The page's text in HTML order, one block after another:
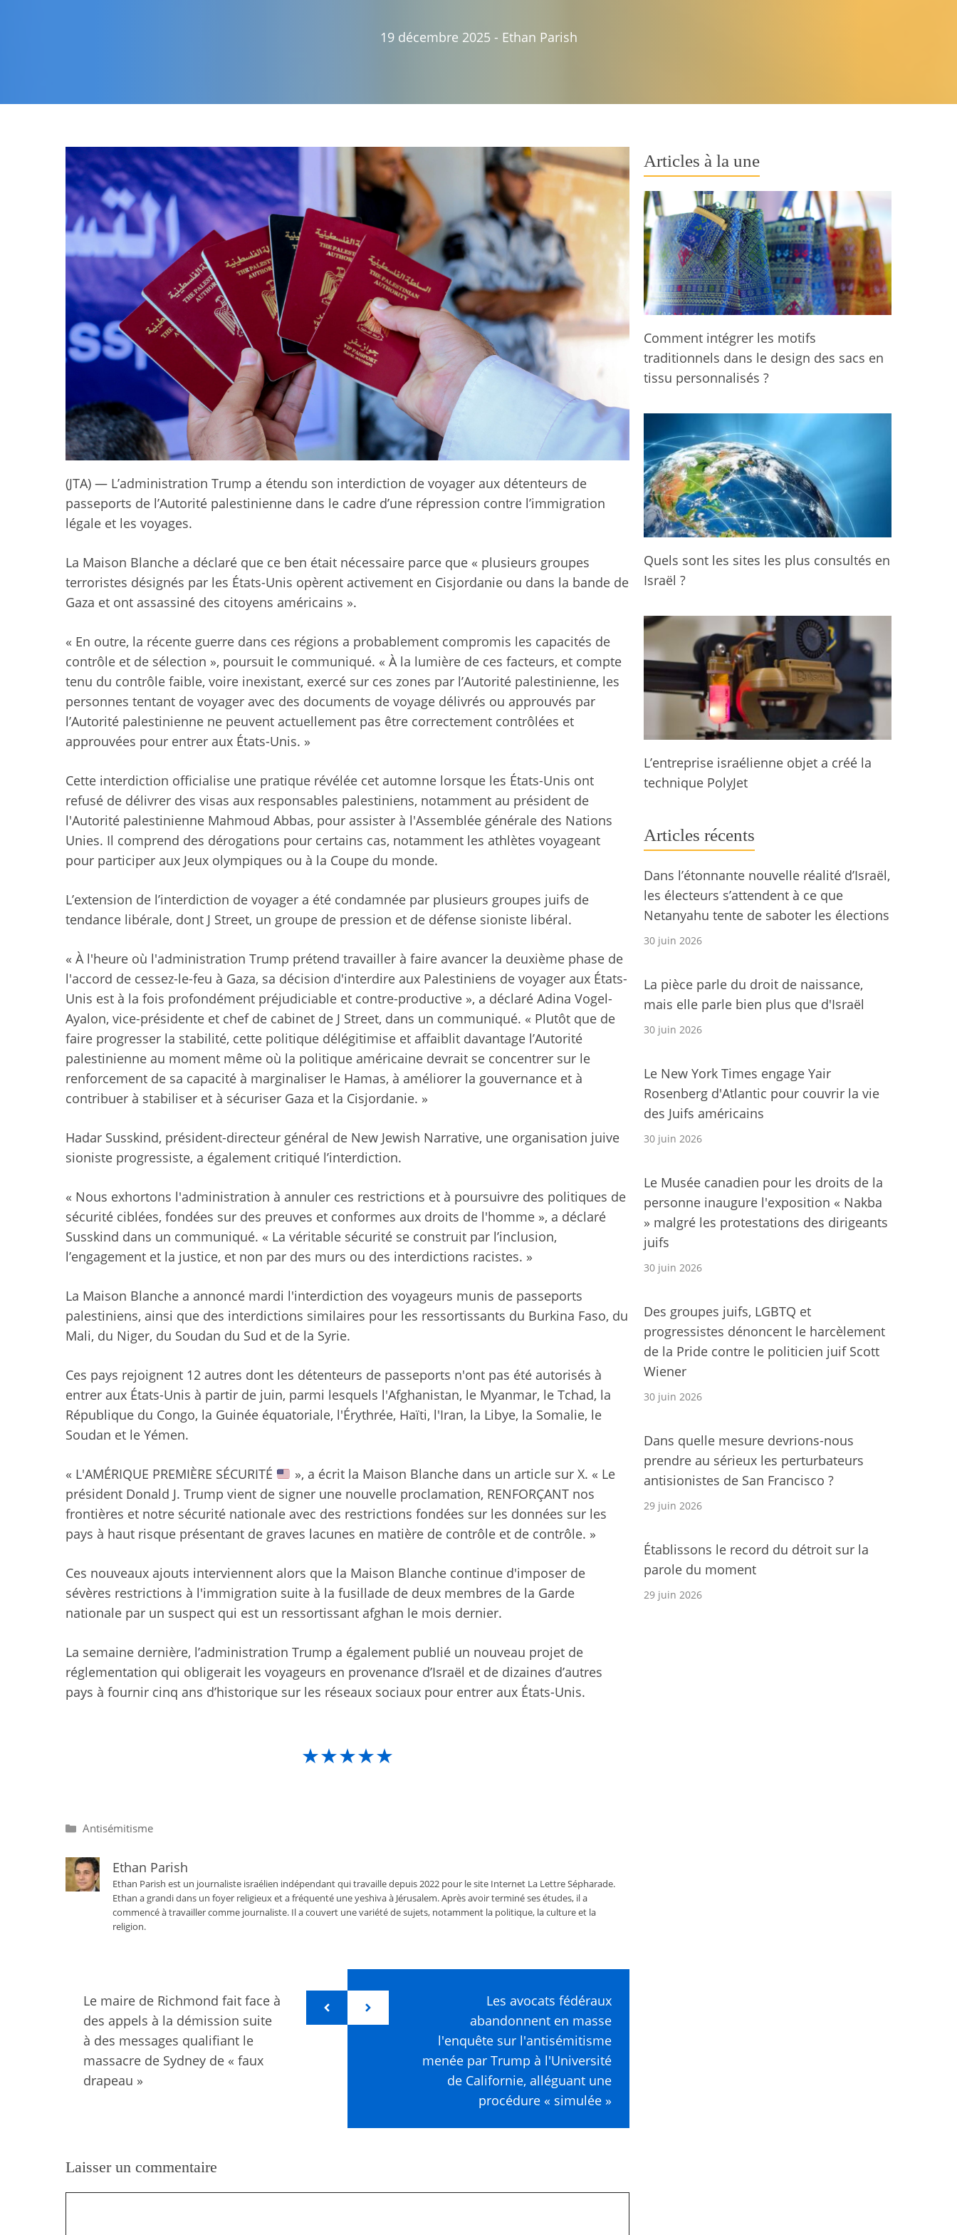
19 décembre 2025 - Ethan Parish
(JTA) — L’administration Trump a étendu son interdiction de voyager aux détenteurs de
passeports de l’Autorité palestinienne dans le cadre d’une répression contre l’immigration
légale et les voyages.
La Maison Blanche a déclaré que ce ben était nécessaire parce que « plusieurs groupes
terroristes désignés par les États-Unis opèrent activement en Cisjordanie ou dans la bande de
Gaza et ont assassiné des citoyens américains ».
« En outre, la récente guerre dans ces régions a probablement compromis les capacités de
contrôle et de sélection », poursuit le communiqué. « À la lumière de ces facteurs, et compte
tenu du contrôle faible, voire inexistant, exercé sur ces zones par l’Autorité palestinienne, les
personnes tentant de voyager avec des documents de voyage délivrés ou approuvés par
l’Autorité palestinienne ne peuvent actuellement pas être correctement contrôlées et
approuvées pour entrer aux États-Unis. »
Cette interdiction officialise une pratique révélée cet automne lorsque les États-Unis ont
refusé de délivrer des visas aux responsables palestiniens, notamment au président de
l'Autorité palestinienne Mahmoud Abbas, pour assister à l'Assemblée générale des Nations
Unies. Il comprend des dérogations pour certains cas, notamment les athlètes voyageant
pour participer aux Jeux olympiques ou à la Coupe du monde.
L’extension de l’interdiction de voyager a été condamnée par plusieurs groupes juifs de
tendance libérale, dont J Street, un groupe de pression et de défense sioniste libéral.
« À l'heure où l'administration Trump prétend travailler à faire avancer la deuxième phase de
l'accord de cessez-le-feu à Gaza, sa décision d'interdire aux Palestiniens de voyager aux États-
Unis est à la fois profondément préjudiciable et contre-productive », a déclaré Adina Vogel-
Ayalon, vice-présidente et chef de cabinet de J Street, dans un communiqué. « Plutôt que de
faire progresser la stabilité, cette politique délégitimise et affaiblit davantage l’Autorité
palestinienne au moment même où la politique américaine devrait se concentrer sur le
renforcement de sa capacité à marginaliser le Hamas, à améliorer la gouvernance et à
contribuer à stabiliser et à sécuriser Gaza et la Cisjordanie. »
Hadar Susskind, président-directeur général de New Jewish Narrative, une organisation juive
sioniste progressiste, a également critiqué l’interdiction.
« Nous exhortons l'administration à annuler ces restrictions et à poursuivre des politiques de
sécurité ciblées, fondées sur des preuves et conformes aux droits de l'homme », a déclaré
Susskind dans un communiqué. « La véritable sécurité se construit par l’inclusion,
l’engagement et la justice, et non par des murs ou des interdictions racistes. »
La Maison Blanche a annoncé mardi l'interdiction des voyageurs munis de passeports
palestiniens, ainsi que des interdictions similaires pour les ressortissants du Burkina Faso, du
Mali, du Niger, du Soudan du Sud et de la Syrie.
Ces pays rejoignent 12 autres dont les détenteurs de passeports n'ont pas été autorisés à
entrer aux États-Unis à partir de juin, parmi lesquels l'Afghanistan, le Myanmar, le Tchad, la
République du Congo, la Guinée équatoriale, l'Érythrée, Haïti, l'Iran, la Libye, la Somalie, le
Soudan et le Yémen.
« L'AMÉRIQUE PREMIÈRE SÉCURITÉ
», a écrit la Maison Blanche dans un article sur X. « Le
président Donald J. Trump vient de signer une nouvelle proclamation, RENFORÇANT nos
frontières et notre sécurité nationale avec des restrictions fondées sur les données sur les
pays à haut risque présentant de graves lacunes en matière de contrôle et de contrôle. »
Ces nouveaux ajouts interviennent alors que la Maison Blanche continue d'imposer de
sévères restrictions à l'immigration suite à la fusillade de deux membres de la Garde
nationale par un suspect qui est un ressortissant afghan le mois dernier.
La semaine dernière, l’administration Trump a également publié un nouveau projet de
réglementation qui obligerait les voyageurs en provenance d’Israël et de dizaines d’autres
pays à fournir cinq ans d’historique sur les réseaux sociaux pour entrer aux États-Unis.
★★★★★
Catégories
Antisémitisme
Ethan Parish
Ethan Parish est un journaliste israélien indépendant qui travaille depuis 2022 pour le site Internet La Lettre Sépharade.
Ethan a grandi dans un foyer religieux et a fréquenté une yeshiva à Jérusalem. Après avoir terminé ses études, il a
commencé à travailler comme journaliste. Il a couvert une variété de sujets, notamment la politique, la culture et la
religion.
Le maire de Richmond fait face à
des appels à la démission suite
à des messages qualifiant le
massacre de Sydney de « faux
drapeau »
Les avocats fédéraux
abandonnent en masse
l'enquête sur l'antisémitisme
menée par Trump à l'Université
de Californie, alléguant une
procédure « simulée »
Laisser un commentaire
Articles à la une
Comment intégrer les motifs
traditionnels dans le design des sacs en
tissu personnalisés ?
Quels sont les sites les plus consultés en
Israël ?
L’entreprise israélienne objet a créé la
technique PolyJet
Articles récents
Dans l’étonnante nouvelle réalité d’Israël,
les électeurs s’attendent à ce que
Netanyahu tente de saboter les élections
30 juin 2026
La pièce parle du droit de naissance,
mais elle parle bien plus que d'Israël
30 juin 2026
Le New York Times engage Yair
Rosenberg d'Atlantic pour couvrir la vie
des Juifs américains
30 juin 2026
Le Musée canadien pour les droits de la
personne inaugure l'exposition « Nakba
» malgré les protestations des dirigeants
juifs
30 juin 2026
Des groupes juifs, LGBTQ et
progressistes dénoncent le harcèlement
de la Pride contre le politicien juif Scott
Wiener
30 juin 2026
Dans quelle mesure devrions-nous
prendre au sérieux les perturbateurs
antisionistes de San Francisco ?
29 juin 2026
Établissons le record du détroit sur la
parole du moment
29 juin 2026